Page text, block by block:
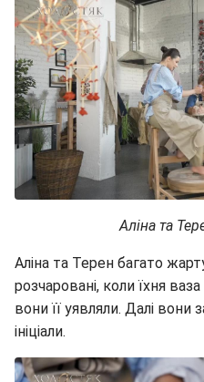
Аліна та
Аліна та Терен багато
розчаровані, коли їхня
вони її уявляли. Далі вони
ініціали.